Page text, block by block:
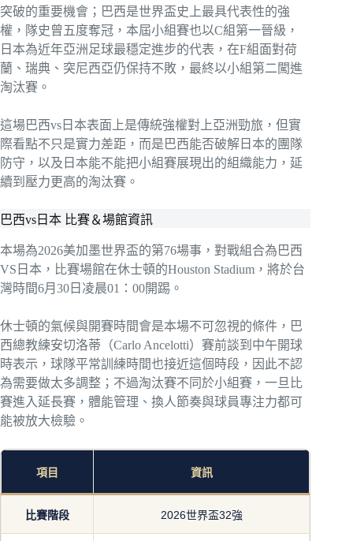
突破的重要機會；巴西是世界盃史上最具代表性的強
權，隊史曾五度奪冠，本屆小組賽也以C組第一晉級，
日本為近年亞洲足球最穩定進步的代表，在F組面對荷
蘭、瑞典、突尼西亞仍保持不敗，最終以小組第二闖進
淘汰賽。
這場巴西vs日本表面上是傳統強權對上亞洲勁旅，但實
際看點不只是實力差距，而是巴西能否破解日本的團隊
防守，以及日本能不能把小組賽展現出的組織能力，延
續到壓力更高的淘汰賽。
巴西vs日本 比賽＆場館資訊
本場為2026美加墨世界盃的第76場事，對戰組合為巴西
VS日本，比賽場館在休士頓的Houston Stadium，將於台
灣時間6月30日凌晨01：00開踢。
休士頓的氣候與開賽時間會是本場不可忽視的條件，巴
西總教練安切洛蒂（Carlo Ancelotti）賽前談到中午開球
時表示，球隊平常訓練時間也接近這個時段，因此不認
為需要做太多調整；不過淘汰賽不同於小組賽，一旦比
賽進入延長賽，體能管理、換人節奏與球員專注力都可
能被放大檢驗。
項目 資訊
比賽階段 2026世界盃32強